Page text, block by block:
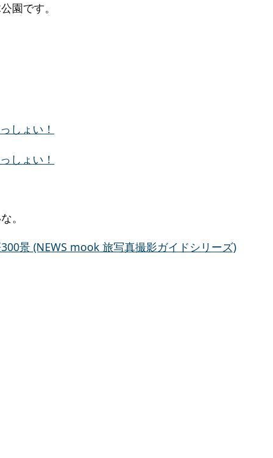
園です。
。
景 (NEWS mook 旅写真撮影ガイドシリーズ)